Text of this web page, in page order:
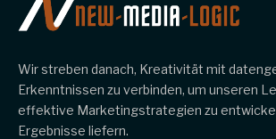
Wir streben danach, Kreativität mit
Erkenntnissen zu verbinden, um unseren
effektive Marketingstrategien zu
Ergebnisse liefern.